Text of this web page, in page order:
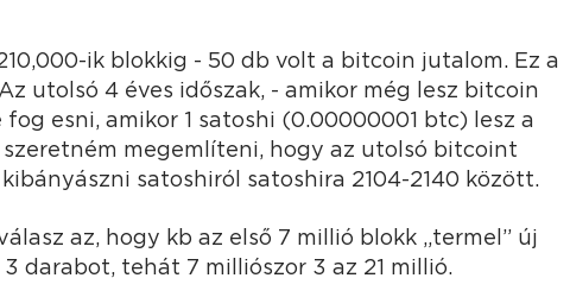
ik blokkig - 50 db volt a bitcoin jutalom. Ez a
utolsó 4 éves időszak, - amikor még lesz bitcoin
esni, amikor 1 satoshi (0.00000001 btc) lesz a
megemlíteni, hogy az utolsó bitcoint
satoshiról satoshira 2104-2140 között.
az, hogy kb az első 7 millió blokk „termel” új
darabot, tehát 7 milliószor 3 az 21 millió.